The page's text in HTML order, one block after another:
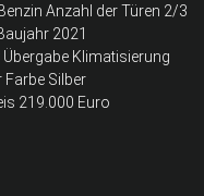
Anzahl der Türen 2/3
2021
Klimatisierung
Farbe Silber
219.000 Euro